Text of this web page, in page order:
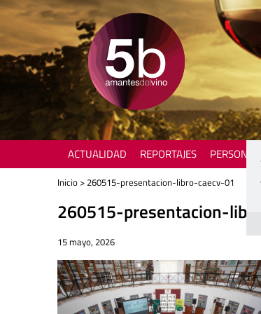
ACTUALIDAD REPORTAJES PERSONAJES
Inicio > 260515-presentacion-libro-caecv-01
260515-presentacion-
15 mayo, 2026